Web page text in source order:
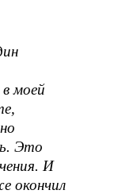
в моей
Это
И
окончил